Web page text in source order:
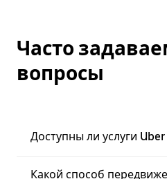
Часто
вопросы
Доступны ли услуги
Какой способ